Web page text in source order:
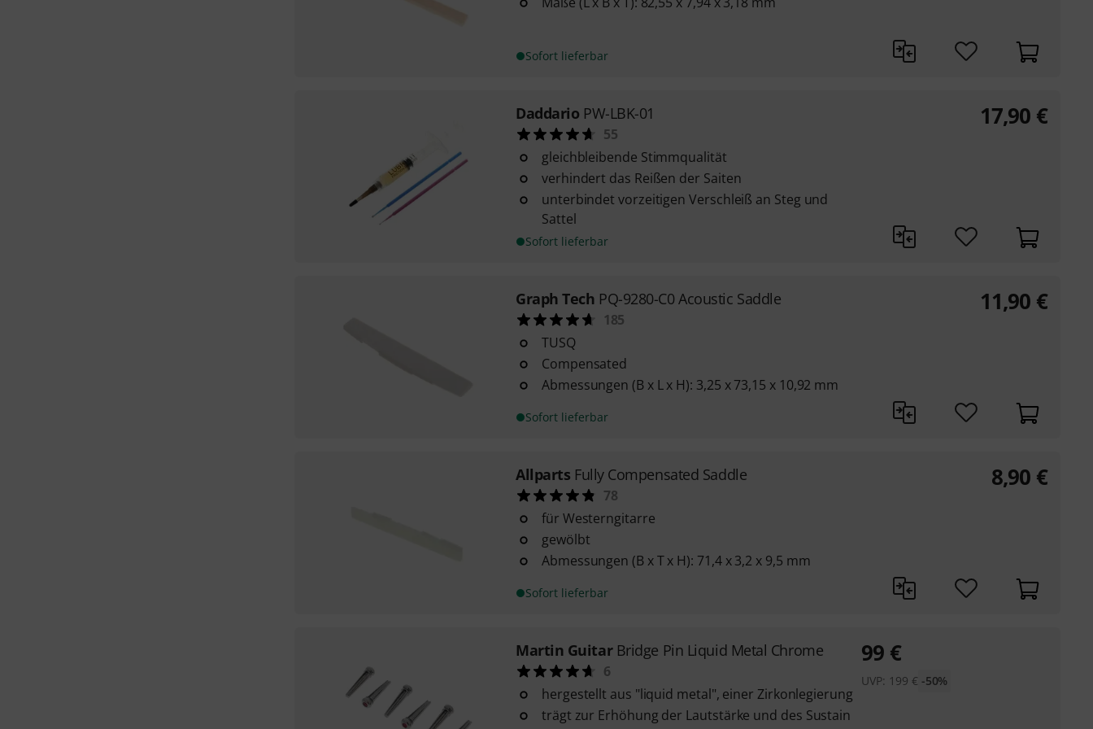
Sofort lieferbar
Daddario PW-LBK-01
55
gleichbleibende Stimmqualität
verhindert das Reißen der Saiten
unterbindet vorzeitigen Verschleiß an Steg und
Sattel
Sofort lieferbar
17,90 €
Graph Tech PQ-9280-C0 Acoustic Saddle
185
TUSQ
Compensated
Abmessungen (B x L x H): 3,25 x 73,15 x 10,92 mm
Sofort lieferbar
11,90 €
Allparts Fully Compensated Saddle
78
für Westerngitarre
gewölbt
Abmessungen (B x T x H): 71,4 x 3,2 x 9,5 mm
Sofort lieferbar
8,90 €
Martin Guitar Bridge Pin Liquid Metal Chrome
6
hergestellt aus "liquid metal", einer Zirkonlegierung
trägt zur Erhöhung der Lautstärke und des Sustain
99 €
UVP: 199 € -50%